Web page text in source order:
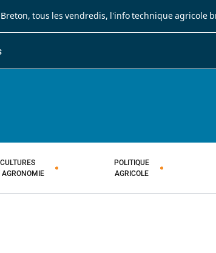
, tous les vendredis, l'info technique agricole
CULTURES
AGRONOMIE
POLITIQUE
AGRICOLE